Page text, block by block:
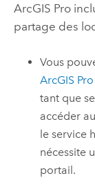
ArcGIS Pro
partage des
Vous
ArcGIS Pro
tant que
accéder
le service
nécessite
portail.